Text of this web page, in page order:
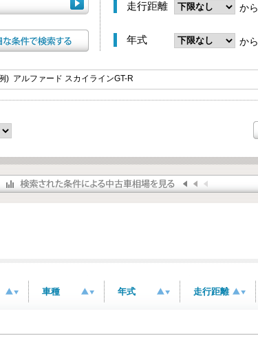
走行距離 から
年式 から
車種 年式 走行距離